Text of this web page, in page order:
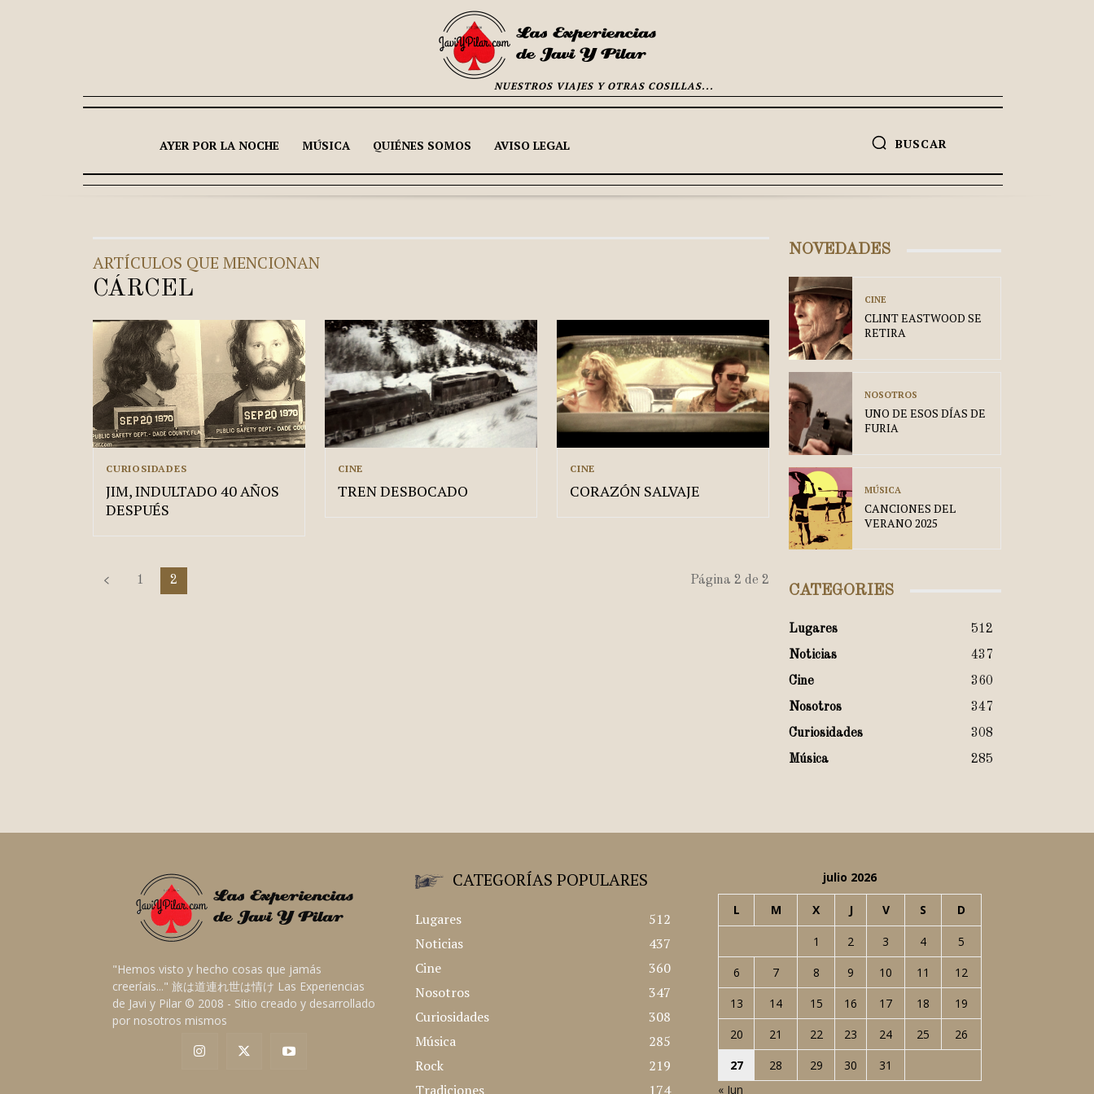
NUESTROS VIAJES Y OTRAS COSILLAS...
AYER POR LA NOCHE MÚSICA QUIÉNES SOMOS AVISO LEGAL BUSCAR
ARTÍCULOS QUE MENCIONAN
CÁRCEL
CURIOSIDADES
JIM, INDULTADO 40 AÑOS
DESPUÉS
CINE
TREN DESBOCADO
CINE
CORAZÓN SALVAJE
1 2 Página 2 de 2
NOVEDADES
CINE
CLINT EASTWOOD SE
RETIRA
NOSOTROS
UNO DE ESOS DÍAS DE
FURIA
MÚSICA
CANCIONES DEL
VERANO 2025
CATEGORIES
Lugares
512
Noticias
437
Cine
360
Nosotros
347
Curiosidades
308
Música
285
"Hemos visto y hecho cosas que jamás
creeríais..." 旅は道連れ世は情け Las Experiencias
de Javi y Pilar © 2008 - Sitio creado y desarrollado
por nosotros mismos
CATEGORÍAS POPULARES
Lugares
512
Noticias
437
Cine
360
Nosotros
347
Curiosidades
308
Música
285
Rock
219
Tradiciones
174
julio 2026
L M X J V S D
1 2 3 4
5
6
7 8 9 10 11
12
13
14 15 16 17 18
19
20
21 22 23 24 25
26
27
28 29 30
31
« Jun